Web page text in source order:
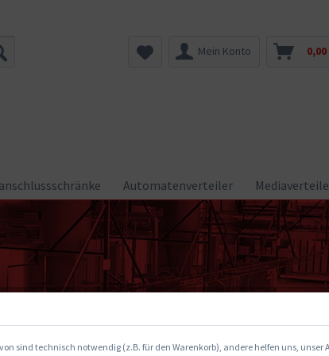
Mein Konto
Automatenverteiler
sind technisch notwendig (z.B. für den Warenkorb), andere helfen uns, unser